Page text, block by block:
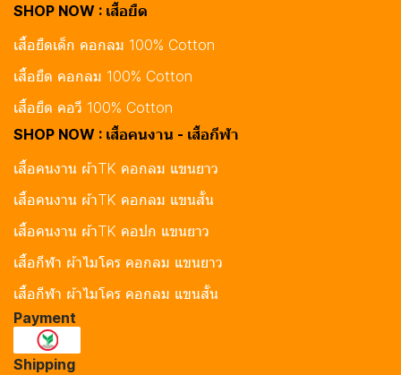
SHOP NOW : เสื้อยืด
เสื้อยืดเด็ก คอกลม 100% Cotton
เสื้อยืด คอกลม 100% Cotton
เสื้อยืด คอวี 100% Cotton
SHOP NOW : เสื้อคนงาน - เสื้อกีฬา
เสื้อคนงาน ผ้าTK คอกลม แขนยาว
เสื้อคนงาน ผ้าTK คอกลม แขนสั้น
เสื้อคนงาน ผ้าTK คอปก แขนยาว
เสื้อกีฬา ผ้าไมโคร คอกลม แขนยาว
เสื้อกีฬา ผ้าไมโคร คอกลม แขนสั้น
Payment
Shipping